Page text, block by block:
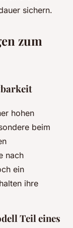
sichern.
zum
hohen
beim
nach
ein
ihre
Teil eines